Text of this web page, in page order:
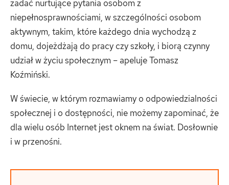
zadać nurtujące pytania osobom z
niepełnosprawnościami, w szczególności osobom
aktywnym, takim, które każdego dnia wychodzą z
domu, dojeżdżają do pracy czy szkoły, i biorą czynny
udział w życiu społecznym – apeluje Tomasz
Koźmiński.
W świecie, w którym rozmawiamy o odpowiedzialności
społecznej i o dostępności, nie możemy zapominać, że
dla wielu osób Internet jest oknem na świat. Dosłownie
i w przenośni.